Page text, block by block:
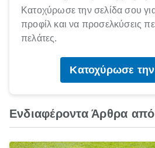
Κατοχύρωσε την σελίδα σου
προφίλ και να προσελκύσεις
πελάτες.
Κατοχύρωσε
Ενδιαφέροντα Άρθρα